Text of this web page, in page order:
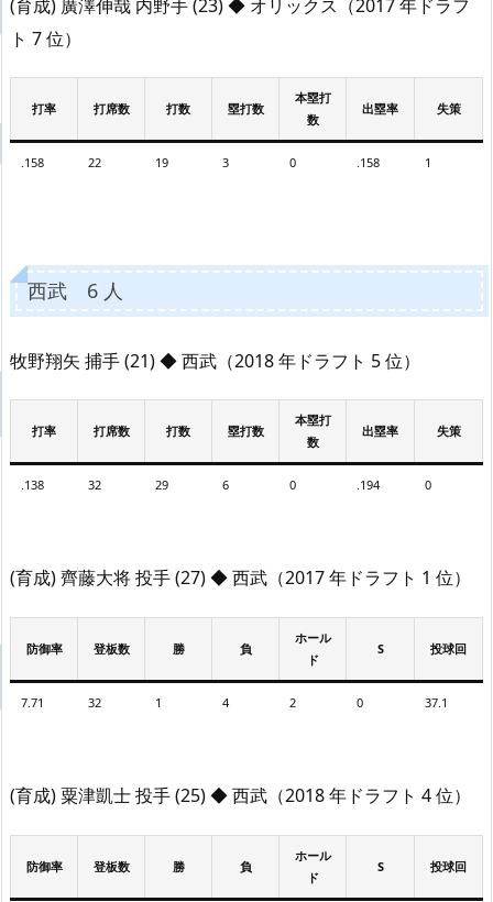
(育成) 廣澤伸哉 内野手 (23) ◆ オリックス（2017 年ドラフ
ト 7 位）
打率 打席数 打数 塁打数
本塁打
数
出塁率 失策
.158 22 19 3 0 .158 1
西武 6 人
牧野翔矢 捕手 (21) ◆ 西武（2018 年ドラフト 5 位）
打率 打席数 打数 塁打数
本塁打
数
出塁率 失策
.138 32 29 6 0 .194 0
(育成) 齊藤大将 投手 (27) ◆ 西武（2017 年ドラフト 1 位）
防御率 登板数 勝 負
ホール
ド
S 投球回
7.71 32 1 4 2 0 37.1
(育成) 粟津凱士 投手 (25) ◆ 西武（2018 年ドラフト 4 位）
防御率 登板数 勝 負
ホール
ド
S 投球回